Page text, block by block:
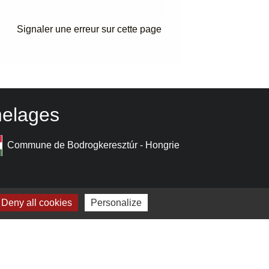
Signaler une erreur sur cette page
Commune de Bodrogkeresztúr - Hongrie
Deny all cookies Personalize